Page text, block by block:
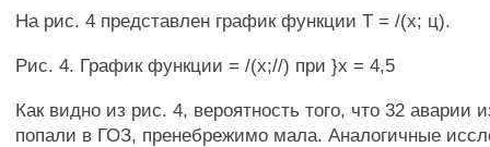
На рис. 4 представлен график функции Т = /(х; ц).
Рис. 4. График функции = /(х;//) при }х = 4,5
Как видно из рис. 4, вероятность того, что 32 аварии
попали в ГОЗ, пренебрежимо мала. Аналогичные